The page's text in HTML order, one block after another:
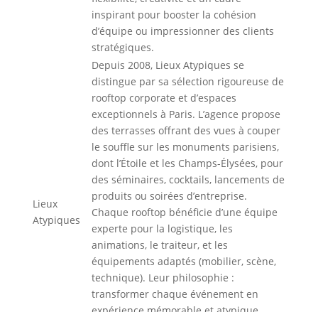
inspirant pour booster la cohésion
d’équipe ou impressionner des clients
stratégiques.
Lieux
Atypiques
Depuis 2008, Lieux Atypiques se
distingue par sa sélection rigoureuse de
rooftop corporate et d’espaces
exceptionnels à Paris. L’agence propose
des terrasses offrant des vues à couper
le souffle sur les monuments parisiens,
dont l’Étoile et les Champs-Élysées, pour
des séminaires, cocktails, lancements de
produits ou soirées d’entreprise.
Chaque rooftop bénéficie d’une équipe
experte pour la logistique, les
animations, le traiteur, et les
équipements adaptés (mobilier, scène,
technique). Leur philosophie :
transformer chaque événement en